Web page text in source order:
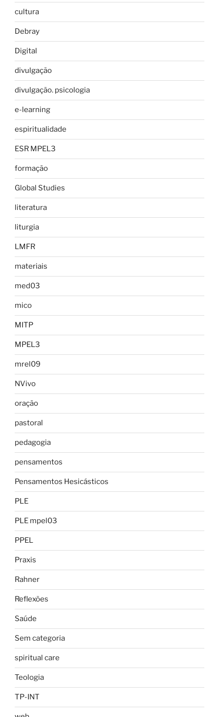
cultura
Debray
Digital
divulgação
divulgação. psicologia
e-learning
espiritualidade
ESR MPEL3
formação
Global Studies
literatura
liturgia
LMFR
materiais
med03
mico
MITP
MPEL3
mrel09
NVivo
oração
pastoral
pedagogia
pensamentos
Pensamentos Hesicásticos
PLE
PLE mpel03
PPEL
Praxis
Rahner
Reflexões
Saúde
Sem categoria
spiritual care
Teologia
TP-INT